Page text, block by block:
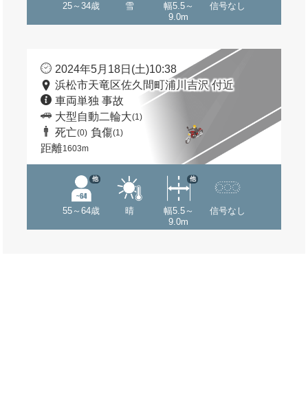
25～34歳 雪
幅5.5～
9.0m
信号なし
2024年5月18日(土)10:38
浜松市天竜区佐久間町浦川吉沢 付近
車両単独 事故
大型自動二輪大(1)
死亡(0) 負傷(1)
距離1603m
55～64歳
他
晴
幅5.5～
9.0m
他
信号なし